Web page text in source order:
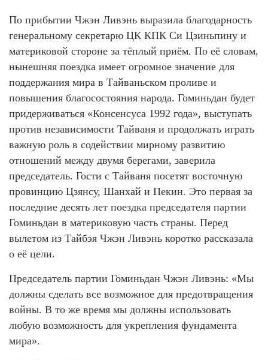
По прибытии Чжэн Ливэнь выразила благодарность
генеральному секретарю ЦК КПК Си Цзиньпину и
материковой стороне за тёплый приём. По её словам,
нынешняя поездка имеет огромное значение для
поддержания мира в Тайваньском проливе и
повышения благосостояния народа. Гоминьдан будет
придерживаться «Консенсуса 1992 года», выступать
против независимости Тайваня и продолжать играть
важную роль в содействии мирному развитию
отношений между двумя берегами, заверила
председатель. Гости с Тайваня посетят восточную
провинцию Цзянсу, Шанхай и Пекин. Это первая за
последние десять лет поездка председателя партии
Гоминьдан в материковую часть страны. Перед
вылетом из Тайбэя Чжэн Ливэнь коротко рассказала
о её цели.
Председатель партии Гоминьдан Чжэн Ливэнь: «Мы
должны сделать все возможное для предотвращения
войны. В то же время мы должны использовать
любую возможность для укрепления фундамента
мира».